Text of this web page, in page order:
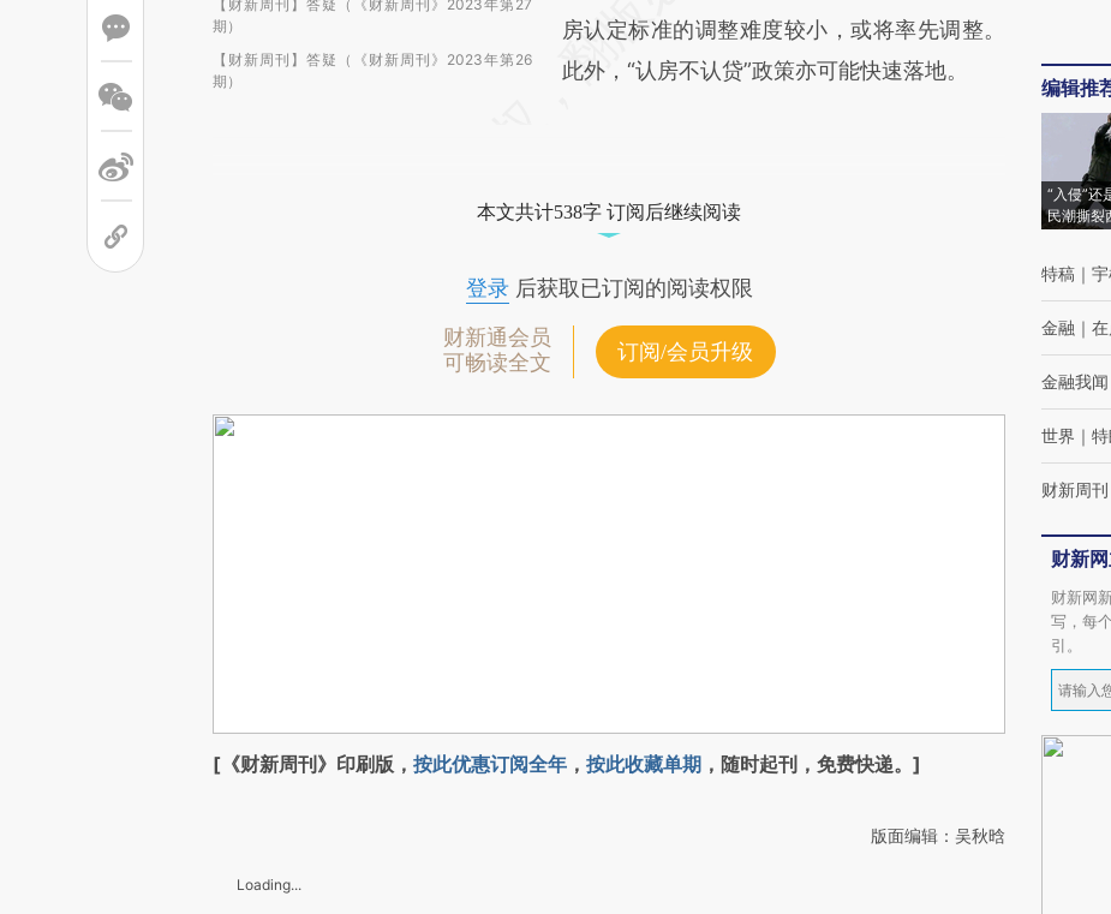
【财新周刊】答疑（《财新周刊》2023年第27
期）
【财新周刊】答疑（《财新周刊》2023年第26
期）
房认定标准的调整难度较小，或将率先调整。
此外，“认房不认贷”政策亦可能快速落地。
本文共计538字 订阅后继续阅读
登录后获取已订阅的阅读权限
财新通会员
可畅读全文
订阅/会员升级
[《财新周刊》印刷版， 按此优惠订阅全年 ， 按此收藏单期 ，随时起刊，免费快递。]
版面编辑：吴秋晗
Loading...
编辑推
“入侵”还
民潮撕裂
特稿 ｜
金融 ｜
金融我闻
世界 ｜
财新周刊
财新
财新网
写，每
引。